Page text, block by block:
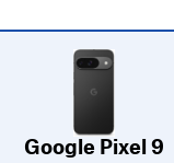
Google Pixel 9